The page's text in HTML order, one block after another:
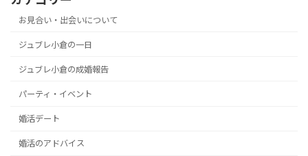
お見合い・出会いについて
ジュブレ小倉の一日
ジュブレ小倉の成婚報告
パーティ・イベント
婚活デート
婚活のアドバイス